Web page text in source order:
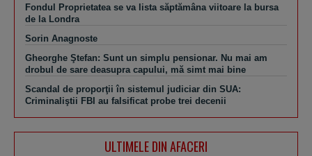
Fondul Proprietatea se va lista săptămâna viitoare la bursa
de la Londra
Sorin Anagnoste
Gheorghe Ştefan: Sunt un simplu pensionar. Nu mai am
drobul de sare deasupra capului, mă simt mai bine
Scandal de proporţii în sistemul judiciar din SUA:
Criminaliştii FBI au falsificat probe trei decenii
ULTIMELE DIN AFACERI